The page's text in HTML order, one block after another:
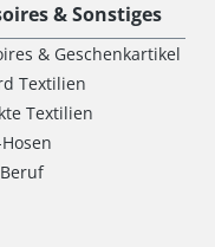
& Sonstiges
& Geschenkartikel
Textilien
Textilien